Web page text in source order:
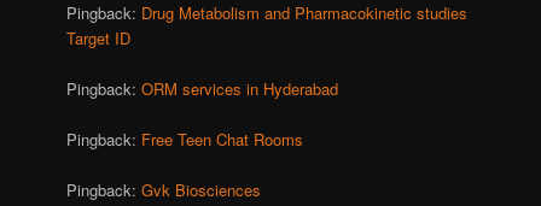
Pingback: Drug Metabolism and Pharmacokinetic studies
Target ID
Pingback:ORM services in Hyderabad
Pingback: Free Teen Chat Rooms
Pingback:Gvk Biosciences